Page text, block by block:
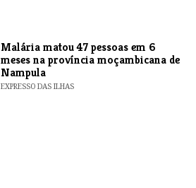
​Malária matou 47 pessoas em 6
meses na província moçambicana de
Nampula
EXPRESSO DAS ILHAS